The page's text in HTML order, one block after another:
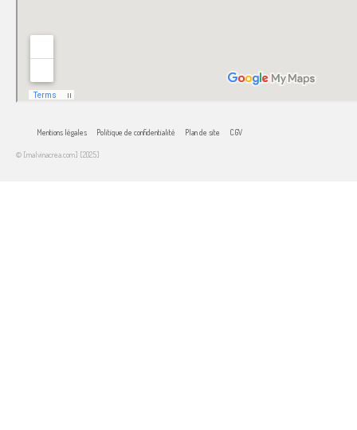
Mentions légales Politique de confidentialité Plan de site CGV
© [malvinacrea.com] [2025]